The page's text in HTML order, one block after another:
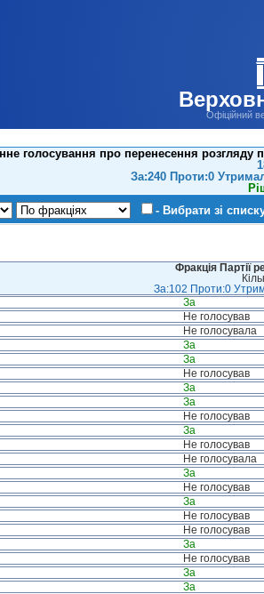
Офіційний
голосування про перенесення
За:240 Проти:0
- Вибрати зі
Фракція Партії
За:102 Проти:0
За
Не голосував
Не голосувала
За
За
Не голосував
За
За
Не голосував
За
Не голосував
Не голосувала
За
Не голосував
За
Не голосував
Не голосував
За
Не голосував
За
За